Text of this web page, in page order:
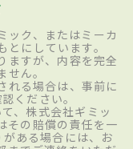
ック、またはミーカ
にしています。
ますが、内容を完全
ん。
れる場合は、事前に
ください。
、株式会社ギミッ
その賠償の責任を一
ある場合には、お